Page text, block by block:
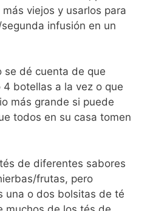
viejos y usarlos para
infusión en un
se dé cuenta de que
botellas a la vez o que
más grande si puede
todos en su casa tomen
de diferentes sabores
frutas, pero
una o dos bolsitas de té